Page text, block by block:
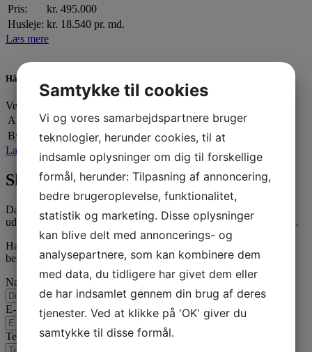
Pris:
kr. 495.000
Husleje: kr. 18.540 pr. md.
Læs mere
Håndværkertilbud med stort potentiale – erhvervsejerlejlighed i Valby
Velbeliggende erhvervsejerlejlighed i høj kælder med…
Areal:
50 kvm
By:
København
Læs mere
Skriv til os i dag
Dansk Ejendoms-Center ApS står klar til at hjælpe med salg og
udlejning af erhvervslokaler i København og på resten af Sjælland.
Har du spørgsmål til vores arbejde, kan du med fordel sende os en
besked. Vi vender tilbage hurtigst muligt!
Navn
E-mail *
Telefon *
Samtykke til cookies
Vi og vores samarbejdspartnere bruger
teknologier, herunder cookies, til at
indsamle oplysninger om dig til forskellige
formål, herunder: Tilpasning af annoncering,
bedre brugeroplevelse, funktionalitet,
statistik og marketing. Disse oplysninger
kan blive delt med annoncerings- og
analysepartnere, som kan kombinere dem
med data, du tidligere har givet dem eller
de har indsamlet gennem din brug af deres
tjenester. Ved at klikke på 'OK' giver du
samtykke til disse formål.